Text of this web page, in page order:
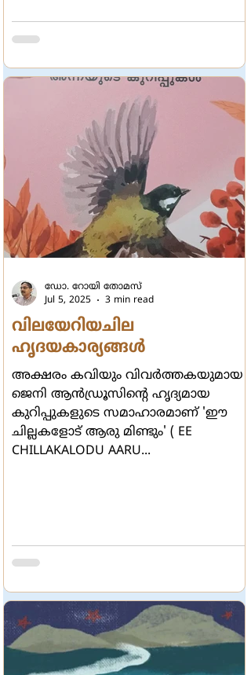
വിലയേറിയചില
ഹൃദയകാര്യങ്ങള്‍
അക്ഷരം കവിയും വിവര്‍ത്തകയുമായ
ജെനി ആന്‍ഡ്രൂസിന്‍റെ ഹൃദ്യമായ
കുറിപ്പുകളുടെ സമാഹാരമാണ് 'ഈ
ചില്ലകളോട് ആരു മിണ്ടും' ( EE
CHILLAKALODU AARU...
ഡോ. റോയി തോമസ്
Jul 5, 2025
3 min read